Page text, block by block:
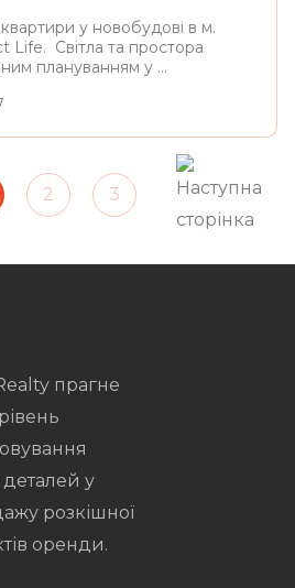
у новобудові в м.
Світла та простора
плануванням у ...
2 3
прагне
деталей у
розкішної
оренди.